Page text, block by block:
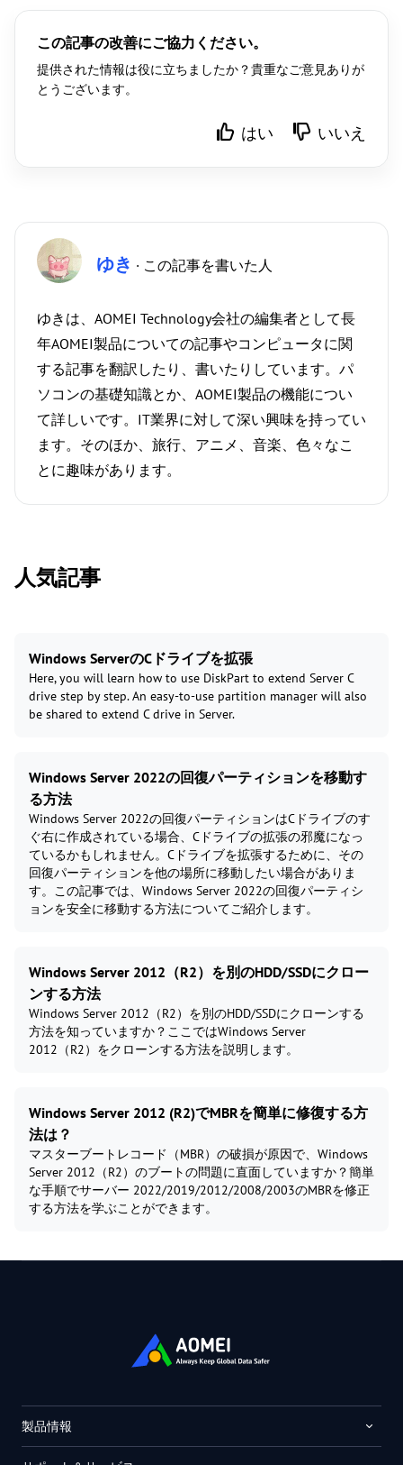
この記事の改善にご協力ください。
提供された情報は役に立ちましたか？貴重なご意見ありが
とうございます。
はい いいえ
ゆき · この記事を書いた人
ゆきは、AOMEI Technology会社の編集者として長
年AOMEI製品についての記事やコンピュータに関
する記事を翻訳したり、書いたりしています。パ
ソコンの基礎知識とか、AOMEI製品の機能につい
て詳しいです。IT業界に対して深い興味を持ってい
ます。そのほか、旅行、アニメ、音楽、色々なこ
とに趣味があります。
人気記事
Windows ServerのCドライブを拡張
Here, you will learn how to use DiskPart to extend Server C
drive step by step. An easy-to-use partition manager will also
be shared to extend C drive in Server.
Windows Server 2022の回復パーティションを移動す
る方法
Windows Server 2022の回復パーティションはCドライブのす
ぐ右に作成されている場合、Cドライブの拡張の邪魔になっ
ているかもしれません。Cドライブを拡張するために、その
回復パーティションを他の場所に移動したい場合がありま
す。この記事では、Windows Server 2022の回復パーティシ
ョンを安全に移動する方法についてご紹介します。
Windows Server 2012（R2）を別のHDD/SSDにクロー
ンする方法
Windows Server 2012（R2）を別のHDD/SSDにクローンする
方法を知っていますか？ここではWindows Server
2012（R2）をクローンする方法を説明します。
Windows Server 2012 (R2)でMBRを簡単に修復する方
法は？
マスターブートレコード（MBR）の破損が原因で、Windows
Server 2012（R2）のブートの問題に直面していますか？簡単
な手順でサーバー 2022/2019/2012/2008/2003のMBRを修正
する方法を学ぶことができます。
製品情報